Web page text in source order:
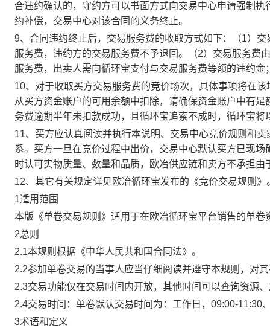
合违约确认的，守约方可以书面方式向交易中心申请强制
约补偿，交易中心对该合同的义务终止。
9、合同违约终止后，交易服务费的收取方式如下：（1）
服务费，违约方的交易服务费不予退回。（2）交易服务费
服务费，出卖人需向循环宝支付与交易服务费等额的违约
10、对于收取买方交易服务费的竞价场次，具体事项将在
从买方资金账户的可用余额中扣除，请确保资金账户中有
务费逾期半年未扣款成功，且循环宝追索不成时，循环宝将
11、买方应认真阅读并执行本说明、交易中心竞价规则和
系。买方一旦在竞价过程中出价，交易中心默认买方已现
时认可实物质量、数量和品质，欧冶供应链和卖方不承担由
12、其它有关规定详见欧冶循环宝发布的《竞价交易规则》
1适用范围
本版《单卷交易规则》适用于在欧冶循环宝平台销售的单卷
2总则
2.1本规则根据《中华人民共和国合同法》。
2.2参加单卷交易的当事人应当仔细阅读并遵守本规则，对
2.3交易功能仅在交易时间内开放，其他时间可以查询资源
2.4交易时间：单卷默认交易时间为：工作日，09:00-11:30
3术语和定义